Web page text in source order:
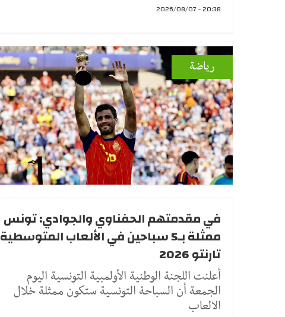
20:38 - 2026/08/07
رياضة
في مقدمتهم الحفناوي والجوادي: تونس
ممثلة بـ5 سباحين في الألعاب المتوسطية
تارنتو 2026
أعلنت اللجنة الوطنية الأولمبية التونسية اليوم
الجمعة أن السباحة التونسية ستكون ممثلة خلال
الالعاب